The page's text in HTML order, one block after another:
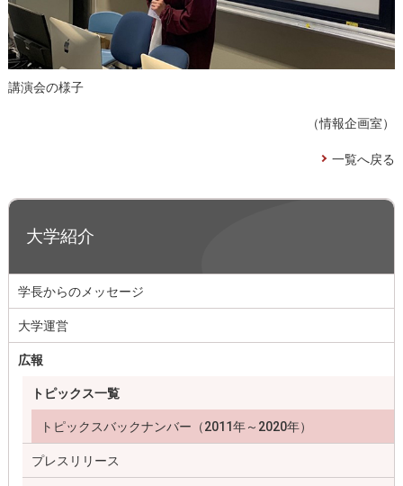
講演会の様子
（情報企画室）
一覧へ戻る
大学紹介
学長からのメッセージ
大学運営
広報
トピックス一覧
トピックスバックナンバー（2011年～2020年）
プレスリリース